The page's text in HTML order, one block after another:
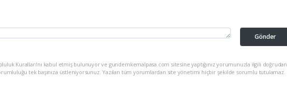
Gönder
Kuralları’nı kabul etmiş bulunuyor ve gundemkemalpasa.com sitesine yaptığınız yorumunuzla ilgili doğrudan
tek başınıza üstleniyorsunuz. Yazılan tüm yorumlardan site yönetimi hiçbir şekilde sorumlu tutulamaz.